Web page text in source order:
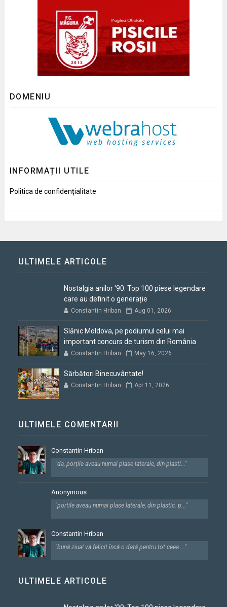
DOMENIU
INFORMAȚII UTILE
Politica de confidențialitate
ULTIMELE ARTICOLE
Nostalgia anilor '90: Top 100 piese legendare
care au definit o generație
Constantin Hriban Aug 01, 2026
Slănic Moldova, pe podiumul celui mai
important concurs de turism din România
Constantin Hriban May 16, 2026
Sărbători Binecuvântate!
Constantin Hriban Apr 11, 2026
ULTIMELE COMENTARII
Constantin Hriban
"da, porțile aveau numai plase laterale, din plasti..."
Anonymous
"portile aveau numai plase laterale, din plastic. p..."
Constantin Hriban
"bună ziua! vă felicit încă o dată pentru tot ceea ..."
ULTIMELE ARTICOLE